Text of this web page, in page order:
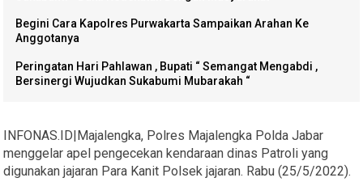
Begini Cara Kapolres Purwakarta Sampaikan Arahan Ke
Anggotanya
Peringatan Hari Pahlawan , Bupati “ Semangat Mengabdi ,
Bersinergi Wujudkan Sukabumi Mubarakah “
INFONAS.ID|Majalengka, Polres Majalengka Polda Jabar
menggelar apel pengecekan kendaraan dinas Patroli yang
digunakan jajaran Para Kanit Polsek jajaran. Rabu (25/5/2022).